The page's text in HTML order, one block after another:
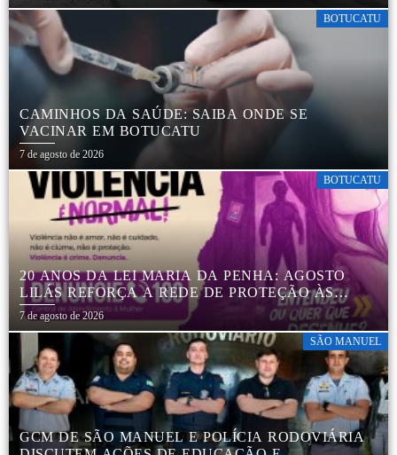
BOTUCATU
CAMINHOS DA SAÚDE: SAIBA ONDE SE
VACINAR EM BOTUCATU
7 de agosto de 2026
BOTUCATU
20 ANOS DA LEI MARIA DA PENHA: AGOSTO
LILÁS REFORÇA A REDE DE PROTEÇÃO ÀS
MULHERES EM BOTUCATU
7 de agosto de 2026
SÃO MANUEL
GCM DE SÃO MANUEL E POLÍCIA RODOVIÁRIA